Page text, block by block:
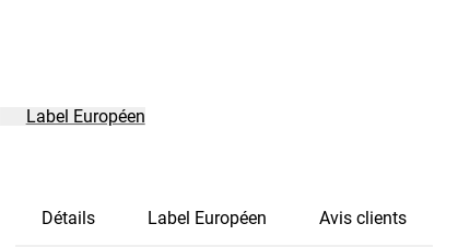
Label Européen
Détails Label Européen Avis clients